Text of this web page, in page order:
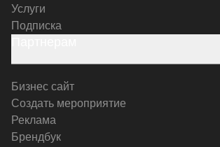
Услуги
Подписка
Бизнес сайт
Создать мероприятие
Реклама
Брендбук